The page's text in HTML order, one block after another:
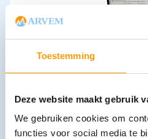
Toestemming
Deze website maakt gebruik
We gebruiken cookies om
functies voor social media te
€35,95 incl. btw
In